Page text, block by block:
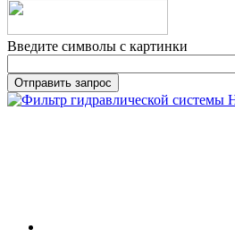
Введите символы с картинки